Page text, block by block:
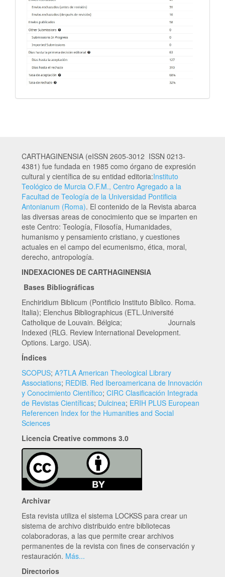
CARTHAGINENSIA (eISSN 2605-3012 ISSN 0213-
4381) fue fundada en 1985 como órgano de expresión
cultural y científica de su entidad editoria:Instituto
Teológico de Murcia O.F.M., Centro Agregado a la
Facultad de Teología de la Universidad Pontificia
Antonianum (Roma). El contenido de la Revista abarca
las diversas areas de conocimiento que se imparten en
este Centro: Teología, Filosofía, Humanidades,
humanismo y pensamiento cristiano, y cuestiones
actuales en el campo del ecumenismo, ética, moral,
derecho, antropología.
INDEXACIONES DE CARTHAGINENSIA
Bases Bibliográficas
Enchiridium Biblicum (Pontificio Instituto Bíblico. Roma.
Italia); Elenchus Bibliographicus (ETL.Université
Catholique de Louvain. Bélgica; Journals
Indexed (RLG. Review International Development.
Options. Largo. USA).
Índices
SCOPUS; A?TLA American Theological Library
Associations; REDIB. Red Iberoamericana de Innovación
y Conocimiento Científico; CIRC Clasificación Integrada
de Revistas Científicas; Dulcinea; ERIH PLUS European
Referencen Index for the Humanities and Social
Sciences
Licencia Creative commons 3.0
Archivar
Esta revista utiliza el sistema LOCKSS para crear un
sistema de archivo distribuido entre bibliotecas
colaboradoras, a las que permite crear archivos
permanentes de la revista con fines de conservación y
restauración. Más...
Directorios